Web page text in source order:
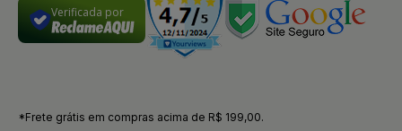
Verificada por
*Frete grátis em compras acima de R$ 199,00.